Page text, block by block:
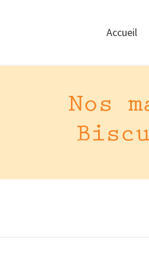
Accueil